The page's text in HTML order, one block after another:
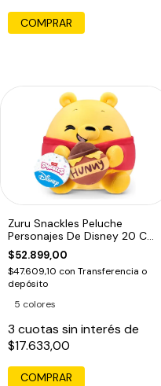
Zuru Snackles Peluche
Personajes De Disney 20 Cm
Winnie The Poo
$52.899,00
$47.609,10 con Transferencia o
depósito
5 colores
3 cuotas sin interés de
$17.633,00
COMPRAR